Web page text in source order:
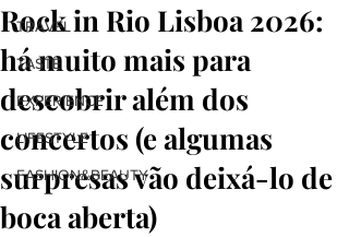
TRAVEL
TASTE
EXPERIENCE
LIFESTYLE
FASHION&BEAUTY
Rock in Rio Lisboa 2026:
há muito mais para
descobrir além dos
concertos (e algumas
surpresas vão deixá-lo de
boca aberta)